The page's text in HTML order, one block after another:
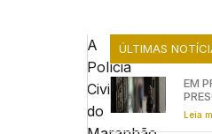
A
Polícia
Civil
do
ÚLTIMAS
EM
Leia